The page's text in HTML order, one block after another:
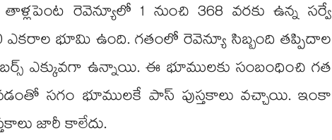
రెవెన్యూలో 1 నుంచి 368 వరకు ఉన్న సర్వే
ఎకరాల భూమి ఉంది. గతంలో రెవెన్యూ సిబ్బంది తప్పిదాల
ఎక్కువగా ఉన్నాయి. ఈ భూములకు సంబంధించి గత
సగం భూములకే పాస్ పుస్తకాలు వచ్చాయి. ఇంకా
జారీ కాలేదు.